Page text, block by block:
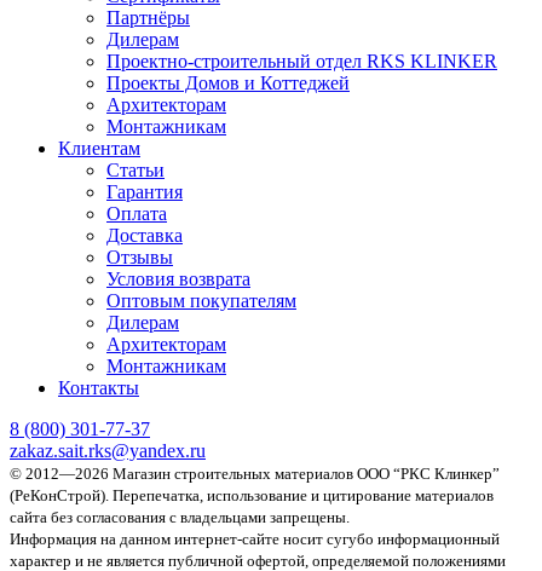
Партнёры
Дилерам
Проектно-строительный отдел RKS KLINKER
Проекты Домов и Коттеджей
Архитекторам
Монтажникам
Клиентам
Статьи
Гарантия
Оплата
Доставка
Отзывы
Условия возврата
Оптовым покупателям
Дилерам
Архитекторам
Монтажникам
Контакты
8 (800) 301-77-37
zakaz.sait.rks@yandex.ru
© 2012—2026 Магазин строительных материалов ООО “РКС Клинкер”
(РеКонСтрой). Перепечатка, использование и цитирование материалов
сайта без согласования с владельцами запрещены.
Информация на данном интернет-сайте носит сугубо информационный
характер и не является публичной офертой, определяемой положениями